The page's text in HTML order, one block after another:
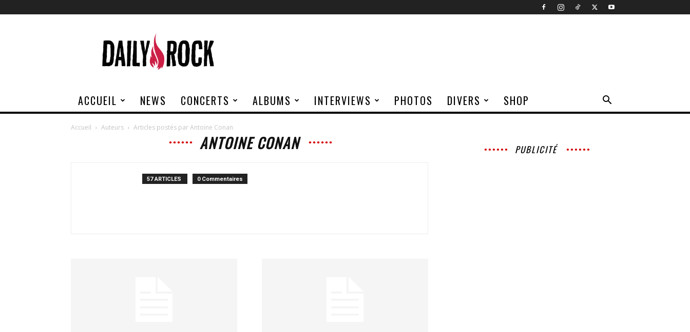
Rock
ACCUEIL NEWS CONCERTS ALBUMS INTERVIEWS PHOTOS DIVERS SHOP
Accueil Auteurs Articles postés par Antoine Conan
ANTOINE CONAN
57 ARTICLES 0 Commentaires
PUBLICITÉ